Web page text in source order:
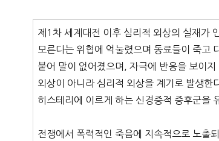
제1차 세계대전 이후 심리적 외상의 실재가
모른다는 위협에 억눌렸으며 동료들이 죽고
붙어 말이 없어졌으며, 자극에 반응을 보이
외상이 아니라 심리적 외상을 계기로 발생
히스테리에 이르게 하는 신경증적 증후군을
전쟁에서 폭력적인 죽음에 지속적으로 노출